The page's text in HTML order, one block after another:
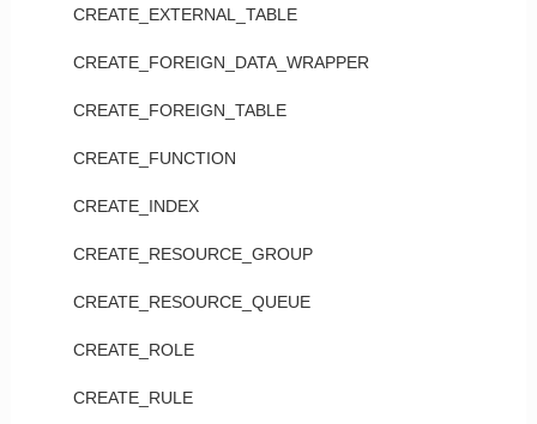
CREATE_EXTERNAL_TABLE
CREATE_FOREIGN_DATA_WRAPPER
CREATE_FOREIGN_TABLE
CREATE_FUNCTION
CREATE_INDEX
CREATE_RESOURCE_GROUP
CREATE_RESOURCE_QUEUE
CREATE_ROLE
CREATE_RULE